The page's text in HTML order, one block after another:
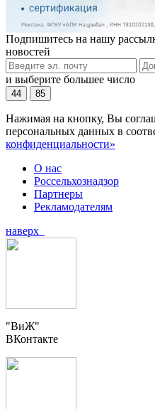
Подпишитесь на нашу
новостей
и выберите большее число
44 85
Нажимая на кнопку, Вы
персональных данных в
конфиденциальности»
О нас
Россельхознадзор
Партнеры
Рекламодателям
наверх
"ВиЖ"
ВКонтакте